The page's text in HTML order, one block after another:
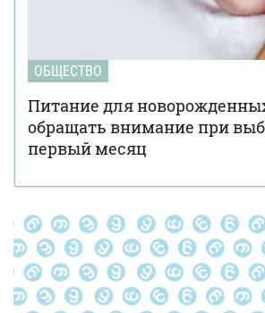
ОБЩЕСТВО
Питание для
обращать внимание при
первый месяц